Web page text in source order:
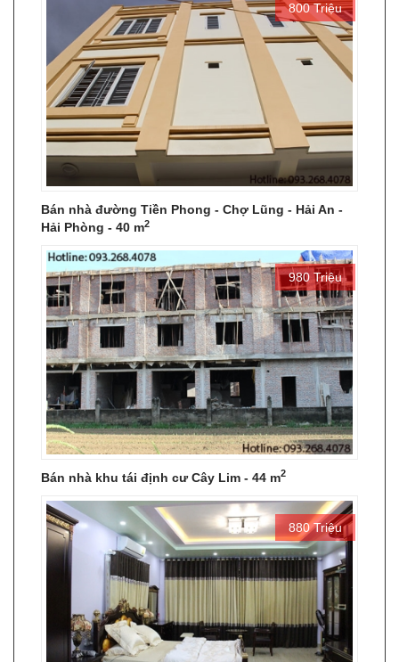
800 Triệu
Bán nhà đường Tiền Phong - Chợ Lũng - Hải An -
Hải Phòng - 40 m2
980 Triệu
Bán nhà khu tái định cư Cây Lim - 44 m2
880 Triệu